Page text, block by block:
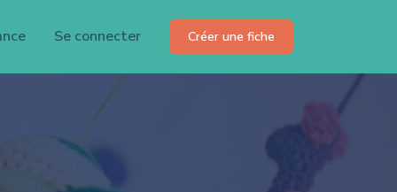
Se connecter Créer une fiche